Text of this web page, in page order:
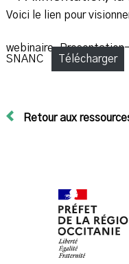
Voici le lien pour
SNANC
Télécharger
Retour aux